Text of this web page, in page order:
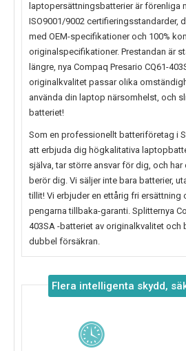
laptopersättningsbatterier är förenliga
ISO9001/9002 certifieringsstandarder,
med OEM-specifikationer och 100%
originalspecifikationer. Prestandan är
längre, nya Compaq Presario CQ61-
originalkvalitet passar olika
använda din laptop närsomhelst, och
batteriet!
Som en professionellt batteriföretag i
att erbjuda dig högkalitativa
själva, tar större ansvar för dig, och
berör dig. Vi säljer inte bara batterier,
tillit! Vi erbjuder en ettårig fri ersättning
pengarna tillbaka-garanti. Splitternya
403SA -batteriet av originalkvalitet och
dubbel försäkran.
Flera intelligenta skydd,